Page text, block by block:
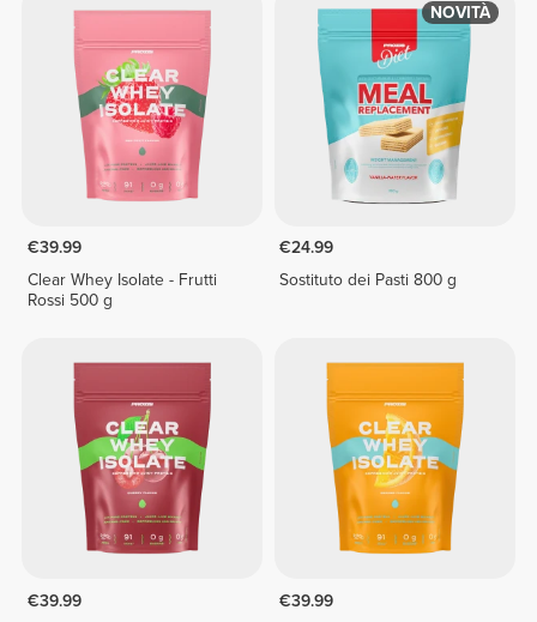
€39.99
Clear Whey Isolate - Frutti
Rossi 500 g
NOVITÀ
€24.99
Sostituto dei Pasti 800 g
€39.99
€39.99